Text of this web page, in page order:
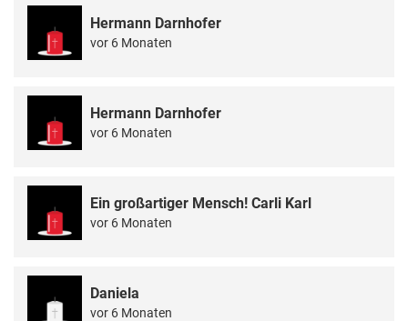
Hermann Darnhofer
vor 6 Monaten
Hermann Darnhofer
vor 6 Monaten
Ein großartiger Mensch! Carli Karl
vor 6 Monaten
Daniela
vor 6 Monaten